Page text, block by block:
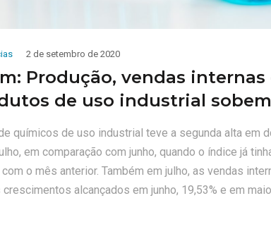
2 de setembro de 2020
Produção, vendas internas
de uso industrial
químicos de uso industrial teve a segunda alta em
em comparação com junho, quando o índice já
o mês anterior. Também em julho, as vendas
alcançados em junho, 19,53% e em